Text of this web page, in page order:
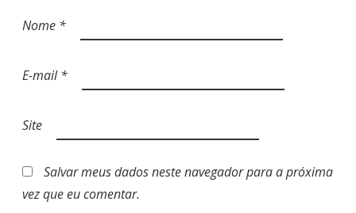
Nome *
E-mail*
Site
Salvar meus dados neste navegador para a próxima
vez que eu comentar.